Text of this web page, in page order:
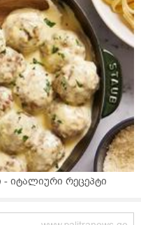
- იტალიური რეცეპტი